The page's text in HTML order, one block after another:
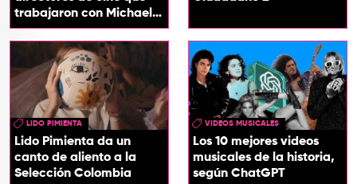
trabajaron con Michael
Jackson
LIDO PIMIENTA
Lido Pimienta da un
canto de aliento a la
Selección Colombia
VIDEOS MUSICALES
Los 10 mejores videos
musicales de la historia,
según ChatGPT